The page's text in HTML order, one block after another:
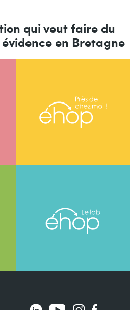
qui veut faire du
en Bretagne